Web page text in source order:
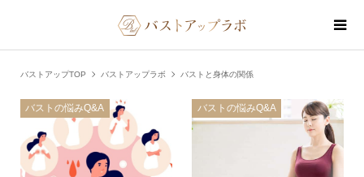
バストアップTOP バストアップラボ バストと身体の関係
バストの悩みQ&A バストの悩みQ&A